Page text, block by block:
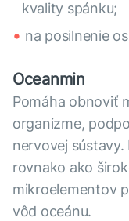
kvality spánku;
na posilnenie
Oceanmin
Pomáha obnoviť
organizme,
nervovej
rovnako ako
mikroelementov
vôd oceánu.